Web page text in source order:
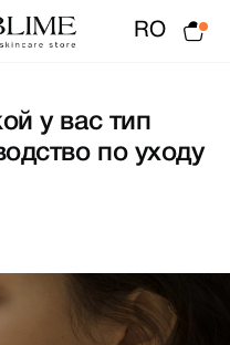
RO
у вас тип
по уходу